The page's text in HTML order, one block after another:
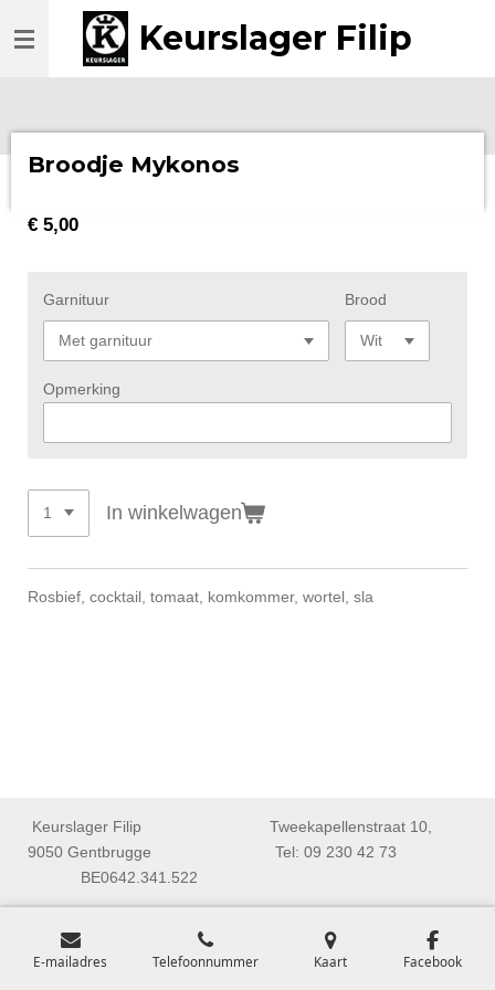
direct
Keurslager Filip
Broodje Mykonos
€ 5,00
Garnituur Brood
Opmerking
In winkelwagen
Rosbief, cocktail, tomaat, komkommer, wortel, sla
Keurslager Filip Tweekapellenstraat 10,
9050 Gentbrugge Tel: 09 230 42 73
BE0642.341.522
E-mailadres Telefoonnummer Kaart Facebook